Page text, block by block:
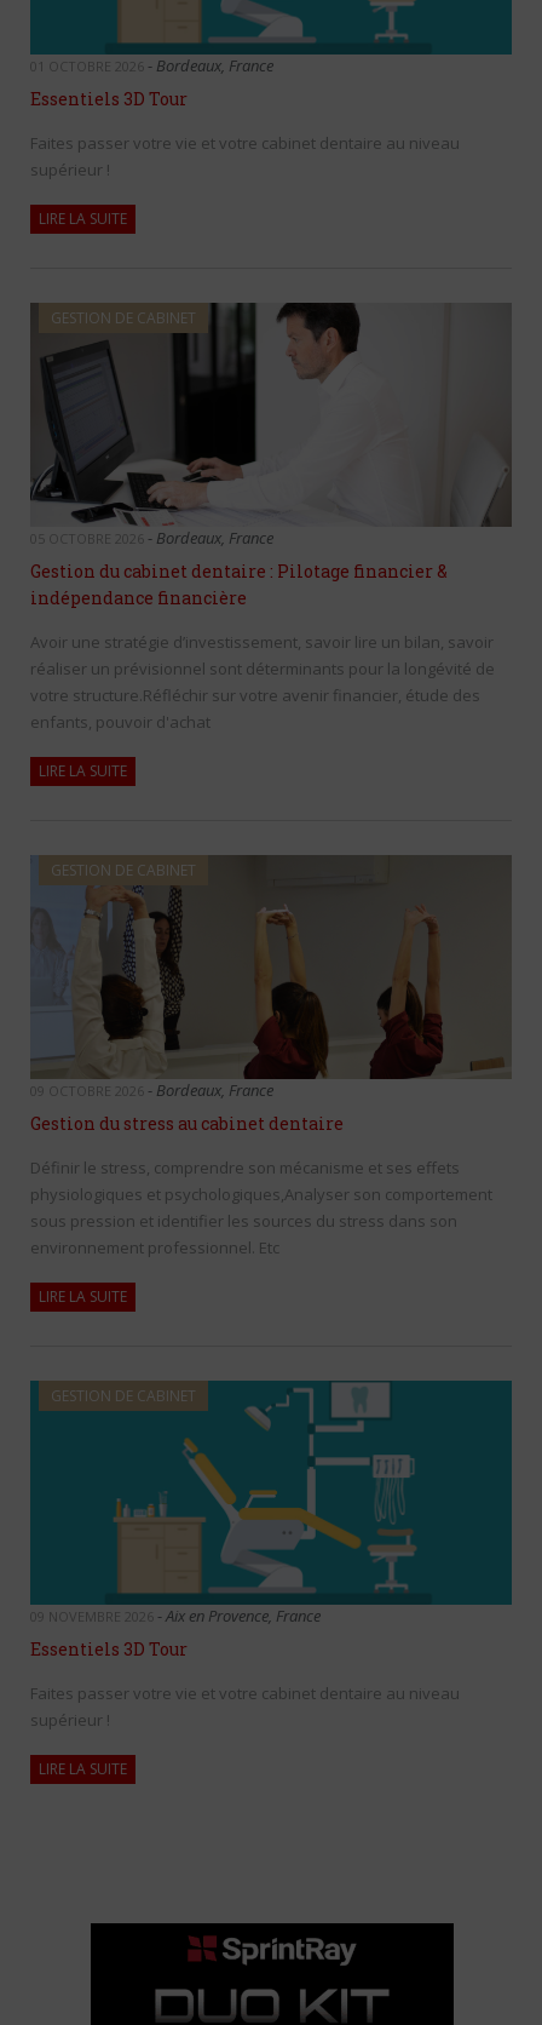
01 OCTOBRE 2026 - Bordeaux, France
Essentiels 3D Tour
Faites passer votre vie et votre cabinet dentaire au niveau
supérieur !
LIRE LA SUITE
GESTION DE CABINET
05 OCTOBRE 2026 - Bordeaux, France
Gestion du cabinet dentaire : Pilotage financier &
indépendance financière
Avoir une stratégie d’investissement, savoir lire un bilan, savoir
réaliser un prévisionnel sont déterminants pour la longévité de
votre structure.Réfléchir sur votre avenir financier, étude des
enfants, pouvoir d'achat
LIRE LA SUITE
GESTION DE CABINET
09 OCTOBRE 2026 - Bordeaux, France
Gestion du stress au cabinet dentaire
Définir le stress, comprendre son mécanisme et ses effets
physiologiques et psychologiques,Analyser son comportement
sous pression et identifier les sources du stress dans son
environnement professionnel. Etc
LIRE LA SUITE
GESTION DE CABINET
09 NOVEMBRE 2026 -Aix en Provence, France
Essentiels 3D Tour
Faites passer votre vie et votre cabinet dentaire au niveau
supérieur !
LIRE LA SUITE